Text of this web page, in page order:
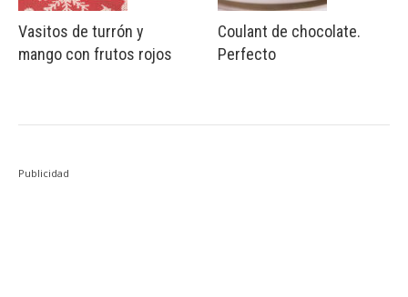
Vasitos de turrón y
mango con frutos rojos
Coulant de chocolate.
Perfecto
Publicidad